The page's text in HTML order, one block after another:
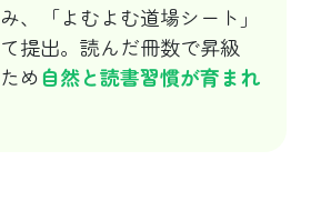
、「よむよむ道場シート」
提出。読んだ冊数で昇級
め自然と読書習慣が育まれ